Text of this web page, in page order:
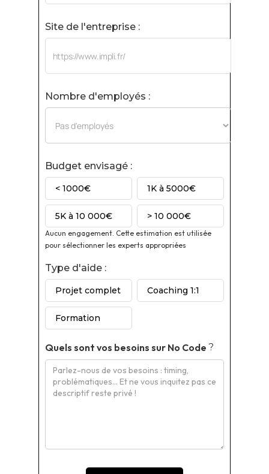
Site de l'entreprise :
Nombre d'employés :
Budget envisagé :
< 1000€ 1K à 5000€
5K à 10 000€ > 10 000€
Aucun engagement. Cette estimation est utilisée
pour sélectionner les experts appropriées
Type d'aide :
Projet complet Coaching 1:1
Formation
Quels sont vos besoins sur No Code ?